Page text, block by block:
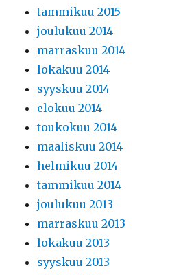
tammikuu 2015
joulukuu 2014
marraskuu 2014
lokakuu 2014
syyskuu 2014
elokuu 2014
toukokuu 2014
maaliskuu 2014
helmikuu 2014
tammikuu 2014
joulukuu 2013
marraskuu 2013
lokakuu 2013
syyskuu 2013